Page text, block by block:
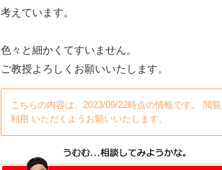
考えています。
色々と細かくてすいません。
ご教授よろしくお願いいたします。
こちらの内容は、2023/09/22時点の情報です。 閲
利用 いただくようお願いいたします。